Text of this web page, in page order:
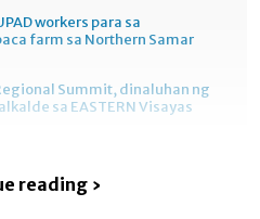
workers para sa
farm sa Northern Samar
Summit, dinaluhan ng
sa EASTERN Visayas
reading ›